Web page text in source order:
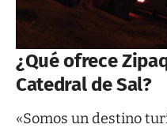
¿Qué ofrece
Catedral de Sal?
«Somos un destino